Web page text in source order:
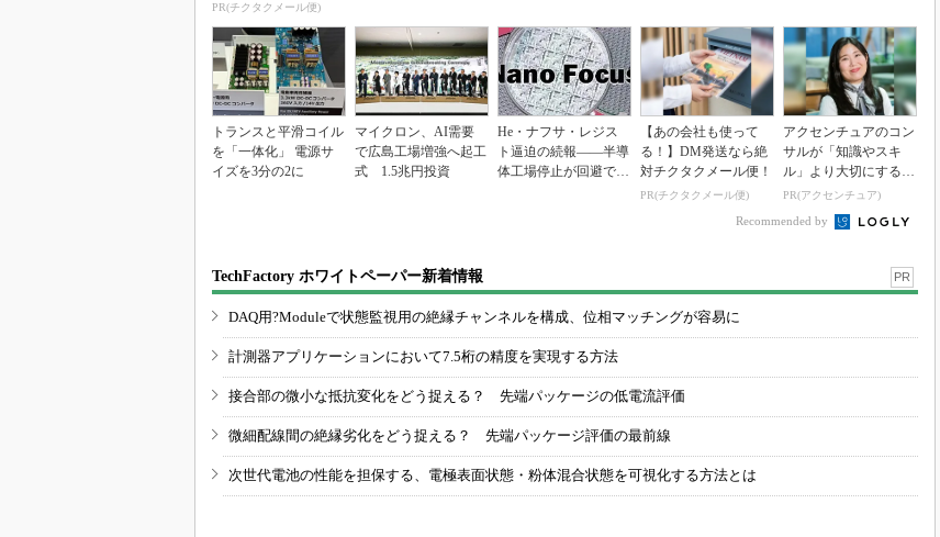
PR(チクタクメール便)
トランスと平滑コイル
を「一体化」 電源サ
イズを3分の2に
マイクロン、AI需要
で広島工場増強へ起工
式 1.5兆円投資
He・ナフサ・レジス
ト逼迫の続報――半導
体工場停止が回避でき
【あの会社も使って
る！】DM発送なら絶
対チクタクメール便！
PR(チクタクメール便)
アクセンチュアのコン
サルが「知識やスキ
ル」より大切にする視
点
PR(アクセンチュア)
Recommended by
TechFactory ホワイトペーパー新着情報 PR
DAQ用?Moduleで状態監視用の絶縁チャンネルを構成、位相マッチングが容易に
計測器アプリケーションにおいて7.5桁の精度を実現する方法
接合部の微小な抵抗変化をどう捉える？ 先端パッケージの低電流評価
微細配線間の絶縁劣化をどう捉える？ 先端パッケージ評価の最前線
次世代電池の性能を担保する、電極表面状態・粉体混合状態を可視化する方法とは